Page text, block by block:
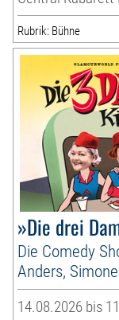
Rubrik: Bühne
»Die drei
Die Comedy
Anders,
14.08.2026 bis